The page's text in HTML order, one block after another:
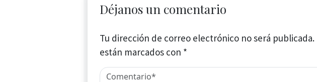
Déjanos un comentario
Tu dirección de correo electrónico no será publicada.
están marcados con *